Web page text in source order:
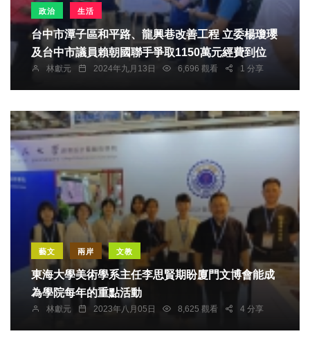
政治 生活
台中市潭子區和平路、龍興巷改善工程 立委楊瓊瓔
及台中市議員賴朝國聯手爭取1150萬元經費到位
林獻元 2024年九月13日 6,696 觀看 1 分享
藝文 兩岸 文教
東海大學美術學系主任李思賢期盼廈門文博會能成
為學院每年的重點活動
林獻元 2023年八月05日 8,625 觀看 4 分享